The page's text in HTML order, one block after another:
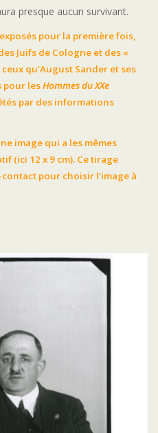
presque aucun survivant.
pour la première fois,
Juifs de Cologne et des «
qu’August Sander et ses
pour lesHommes du XXe
par des informations
image qui a les mêmes
(ici 12 x 9 cm). Ce tirage
pour choisir l’image à